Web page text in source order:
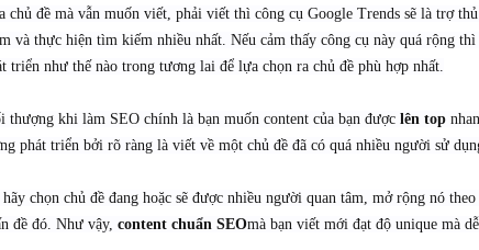
chủ đề mà vẫn muốn viết, phải viết thì công cụ Google Trends sẽ là trợ
và thực hiện tìm kiếm nhiều nhất. Nếu cảm thấy công cụ này quá rộng
triển như thế nào trong tương lai để lựa chọn ra chủ đề phù hợp nhất.
thượng khi làm SEO chính là bạn muốn content của bạn được lên top
phát triển bởi rõ ràng là viết về một chủ đề đã có quá nhiều người sử
chọn chủ đề đang hoặc sẽ được nhiều người quan tâm, mở rộng nó
đề đó. Như vậy, content chuẩn SEOmà bạn viết mới đạt độ unique mà